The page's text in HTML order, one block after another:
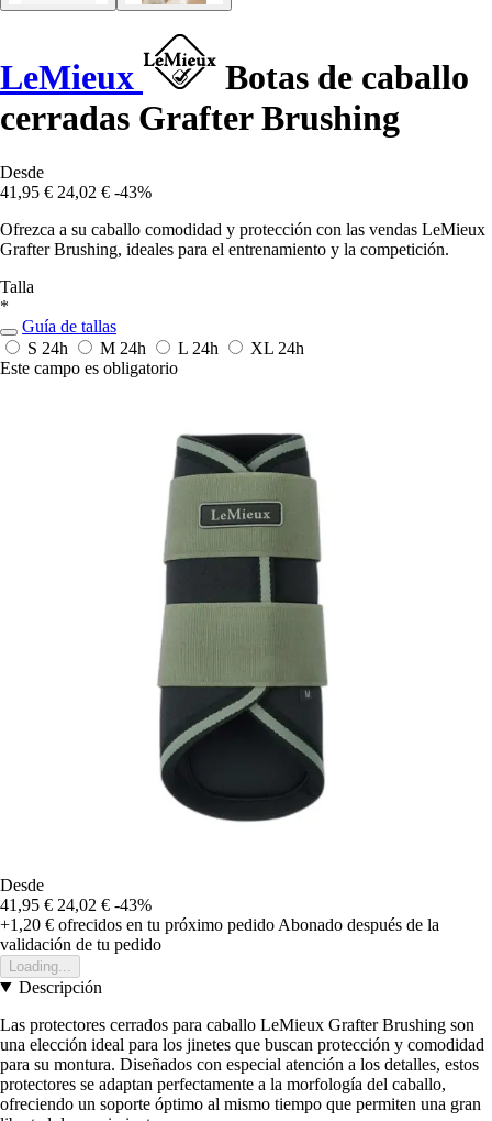
LeMieux
Botas de caballo
cerradas Grafter Brushing
Desde
41,95 € 24,02 € -43%
Ofrezca a su caballo comodidad y protección con las vendas LeMieux
Grafter Brushing, ideales para el entrenamiento y la competición.
Talla
*
Guía de tallas
S 24h M 24h L 24h XL 24h
Este campo es obligatorio
Desde
41,95 € 24,02 € -43%
+1,20 € ofrecidos en tu próximo pedido Abonado después de la
validación de tu pedido
Loading...
Descripción
Las protectores cerrados para caballo LeMieux Grafter Brushing son
una elección ideal para los jinetes que buscan protección y comodidad
para su montura. Diseñados con especial atención a los detalles, estos
protectores se adaptan perfectamente a la morfología del caballo,
ofreciendo un soporte óptimo al mismo tiempo que permiten una gran